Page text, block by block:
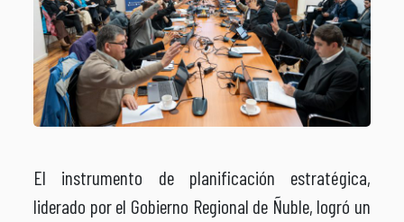
El instrumento de planificación estratégica,
liderado por el Gobierno Regional de Ñuble, logró un